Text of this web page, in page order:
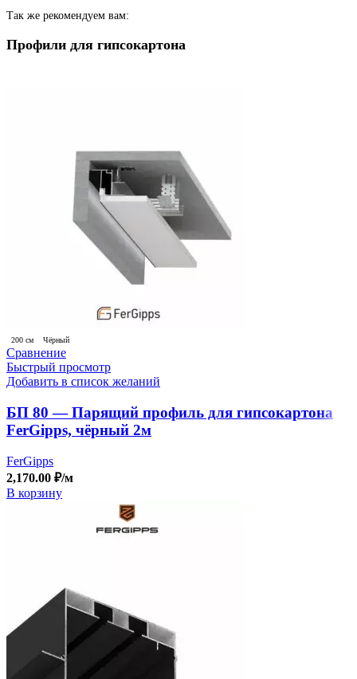
Так же рекомендуем вам:
Профили для гипсокартона
200 см Чёрный
Сравнение
Быстрый просмотр
Добавить в список желаний
БП 80 — Парящий профиль для гипсокартона
FerGipps, чёрный 2м
FerGipps
2,170.00 ₽/м
В корзину